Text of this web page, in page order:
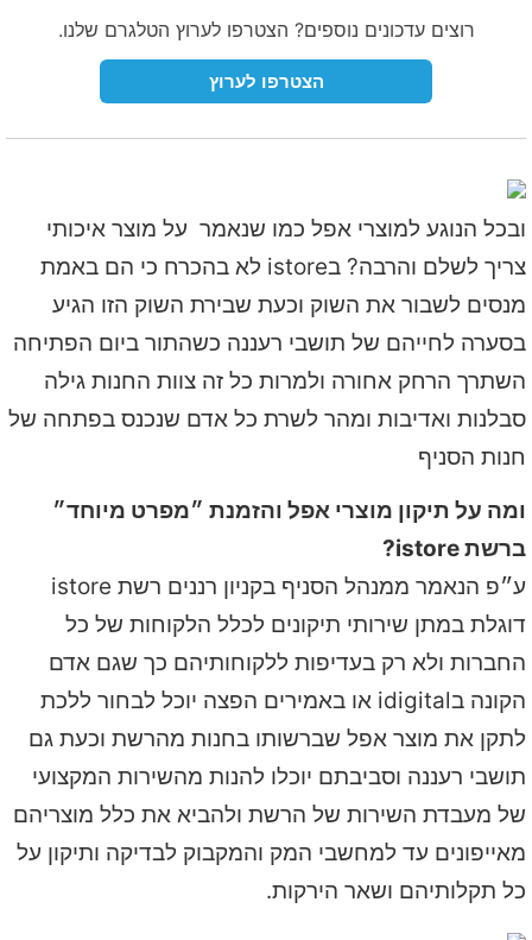
רוצים עדכונים נוספים? הצטרפו לערוץ הטלגרם שלנו.
הצטרפו לערוץ
ובכל הנוגע למוצרי אפל כמו שנאמר על מוצר איכותי
צריך לשלם והרבה? בistore לא בהכרח כי הם באמת
מנסים לשבור את השוק וכעת שבירת השוק הזו הגיע
בסערה לחייהם של תושבי רעננה כשהתור ביום הפתיחה
השתרך הרחק אחורה ולמרות כל זה צוות החנות גילה
סבלנות ואדיבות ומהר לשרת כל אדם שנכנס בפתחה של
חנות הסניף
ומה על תיקון מוצרי אפל והזמנת ״מפרט מיוחד״
ברשת istore?
ע״פ הנאמר ממנהל הסניף בקניון רננים רשת istore
דוגלת במתן שירותי תיקונים לכלל הלקוחות של כל
החברות ולא רק בעדיפות ללקוחותיהם כך שגם אדם
הקונה בidigital או באמירים הפצה יוכל לבחור ללכת
לתקן את מוצר אפל שברשותו בחנות מהרשת וכעת גם
תושבי רעננה וסביבתם יוכלו להנות מהשירות המקצועי
של מעבדת השירות של הרשת ולהביא את כלל מוצריהם
מאייפונים עד למחשבי המק והמקבוק לבדיקה ותיקון על
כל תקלותיהם ושאר הירקות.